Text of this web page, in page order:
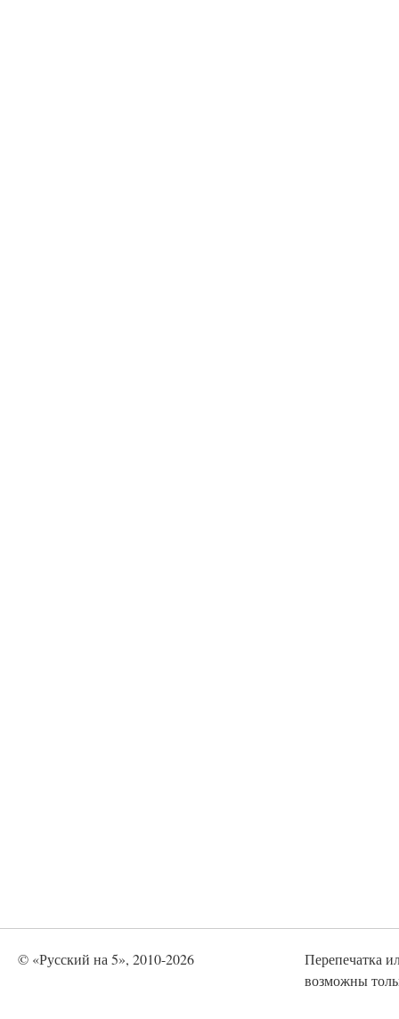
© «Русский на 5», 2010-2026
Перепечатка
возможны